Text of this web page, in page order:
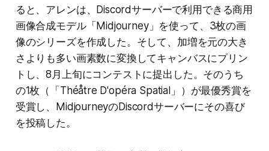
ると、アレンは、Discordサーバーで利用できる商用
画像合成モデル「Midjourney」を使って、3枚の画
像のシリーズを作成した。そして、加増を元の大き
さよりも多い画素数に変換してキャンバスにプリン
トし、8月上旬にコンテストに提出した。そのうち
の1枚（「Théåtre D'opéra Spatial」）が最優秀賞を
受賞し、MidjourneyのDiscordサーバーにその喜び
を投稿した。